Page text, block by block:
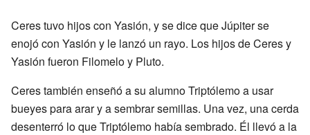
Ceres tuvo hijos con Yasión, y se dice que Júpiter se
enojó con Yasión y le lanzó un rayo. Los hijos de Ceres y
Yasión fueron Filomelo y Pluto.
Ceres también enseñó a su alumno Triptólemo a usar
bueyes para arar y a sembrar semillas. Una vez, una cerda
desenterró lo que Triptólemo había sembrado. Él llevó a la